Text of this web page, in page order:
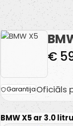
€
GarantijaOficiāls
BMW X5 ar 3.0